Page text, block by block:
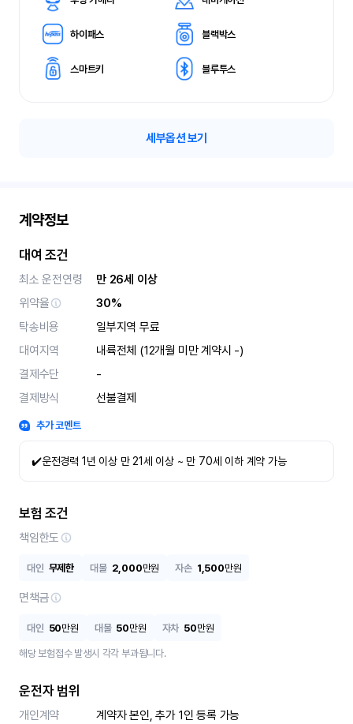
하이패스 블랙박스
스마트키 블루투스
세부옵션 보기
계약정보
대여 조건
최소 운전연령
만 26세 이상
위약율
30%
탁송비용
일부지역 무료
대여지역
내륙전체 (12개월 미만 계약시 -)
결제수단
-
결제방식
선불결제
추가 코멘트
✔️운전경력 1년 이상 만 21세 이상 ~ 만 70세 이하 계약 가능
보험 조건
책임한도
대인 무제한 대물 2,000만원 자손 1,500만원
면책금
대인 50만원 대물 50만원 자차 50만원
해당 보험접수 발생시 각각 부과됩니다.
운전자 범위
개인계약
계약자 본인, 추가 1인 등록 가능